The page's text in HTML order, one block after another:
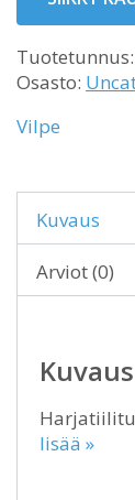
Tuotetunnus:
Osasto:
Vilpe
Kuvaus
Arviot (0)
Kuvaus
lisää »